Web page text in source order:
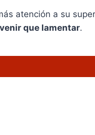
atención a su
que lamentar.